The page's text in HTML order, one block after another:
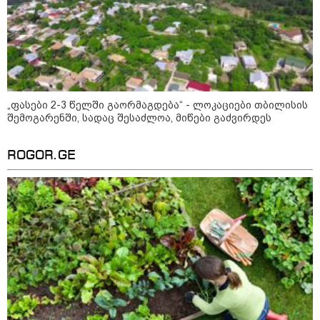
ჩანაწერში, სადაც ნია იმნაძე
მამას ესაუბრება?
"ამ ვიდეოს ნახვა ჩემთვის იყო
სიკვდილი" - რას ამბობს
დაკარგული 17 წლის ბიჭის დედა
ვიდეოკადრებზე, სადაც შვილის
განწირული ვედრების ხმა
ამოიცნო
პოლიტიკა
„ფასები 2-3 წელში გაორმაგდება“ - ლოკაციები თბილისის
შემოგარენში, სადაც შესაძლოა, მიწები გაძვირდეს
ROGOR.GE